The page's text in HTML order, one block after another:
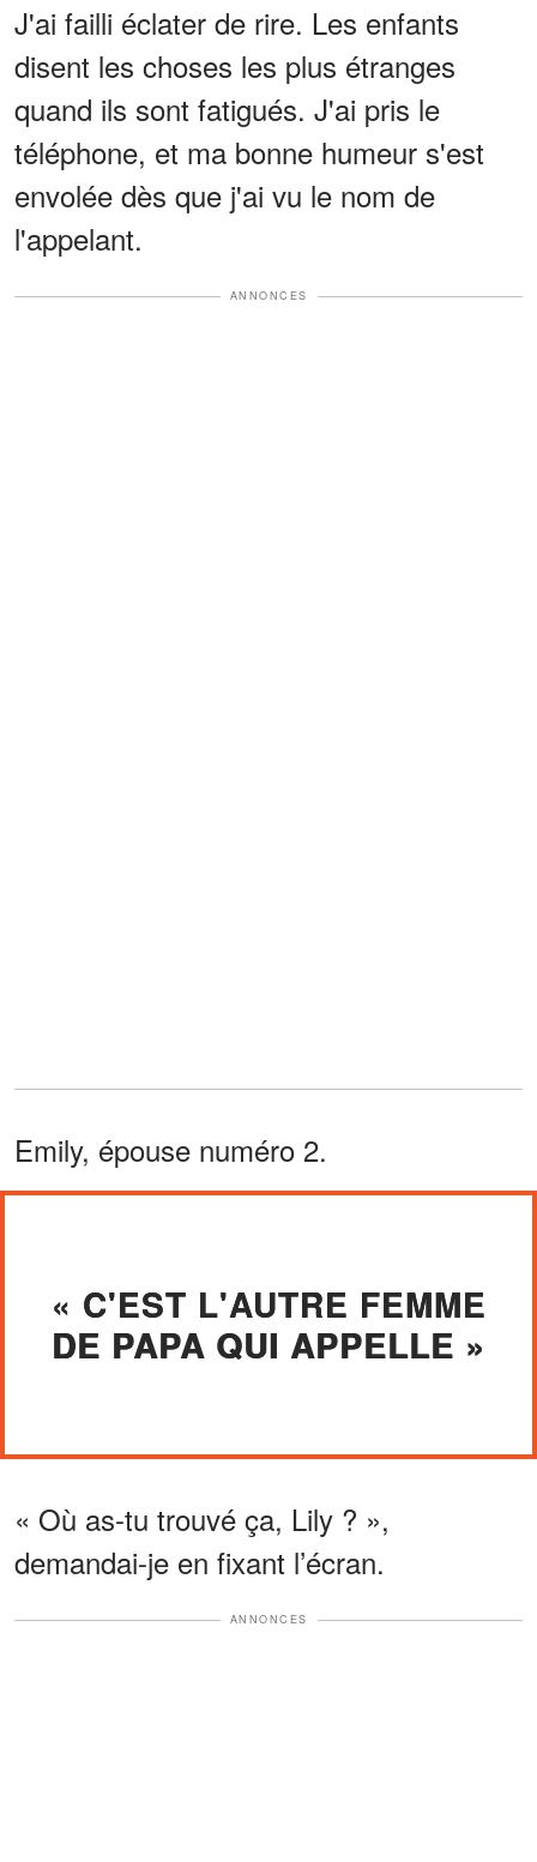
J'ai failli éclater de rire. Les enfants
disent les choses les plus étranges
quand ils sont fatigués. J'ai pris le
téléphone, et ma bonne humeur s'est
envolée dès que j'ai vu le nom de
l'appelant.
ANNONCES
Emily, épouse numéro 2.
« C'EST L'AUTRE FEMME
DE PAPA QUI APPELLE »
« Où as-tu trouvé ça, Lily ? »,
demandai-je en fixant l’écran.
ANNONCES